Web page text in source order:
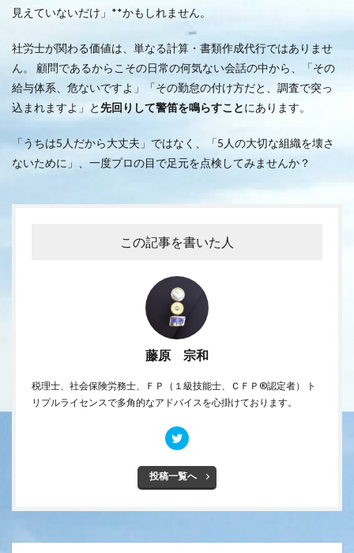
見えていないだけ」**かもしれません。
社労士が関わる価値は、単なる計算・書類作成代行ではありませ
ん。 顧問であるからこその日常の何気ない会話の中から、「その
給与体系、危ないですよ」「その勤怠の付け方だと、調査で突っ
込まれますよ」と先回りして警笛を鳴らすことにあります。
「うちは5人だから大丈夫」ではなく、「5人の大切な組織を壊さ
ないために」、一度プロの目で足元を点検してみませんか？
この記事を書いた人
藤原 宗和
税理士、社会保険労務士、ＦＰ（１級技能士、ＣＦＰ®認定者） ト
リプルライセンスで多角的なアドバイスを心掛けております。
投稿一覧へ